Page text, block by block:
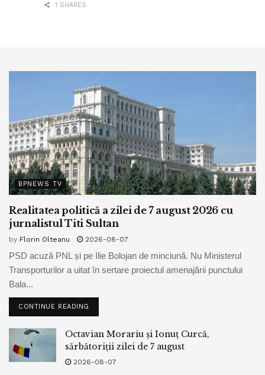
1 SHARES
BPNEWS TV
Realitatea politică a zilei de 7 august 2026 cu
jurnalistul Titi Sultan
by Florin Olteanu 2026-08-07
PSD acuză PNL și pe Ilie Bolojan de minciună. Nu Ministerul
Transporturilor a uitat în sertare proiectul amenajării punctului
Bala...
CONTINUE READING
Octavian Morariu și Ionuț Curcă,
sărbătoriții zilei de 7 august
2026-08-07